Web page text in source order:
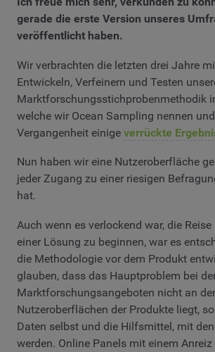
gerade die erste Version unseres
veröffentlicht haben.
Wir verbrachten die letzten drei Jahre
Entwickeln, Verfeinern und Testen
Marktforschungsstichprobenmethodik
welche wir Ocean Sampling nennen
Vergangenheit einige verrückte
Nun haben wir eine Nutzeroberfläche
jeder Zugang zu einer riesigen
hat.
Auch wenn es verlockend war, die
einer Lösung zu beginnen, war es
die Methodologie vor dem Produkt
glauben, dass das Hauptproblem bei
Marktforschungsangeboten nicht an
Nutzeroberflächen der Produkte liegt,
Daten selbst und die Hilfsmittel, mit
werden. Online Panels mit einem Anreiz